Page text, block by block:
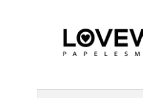
Inicio CONCRETO